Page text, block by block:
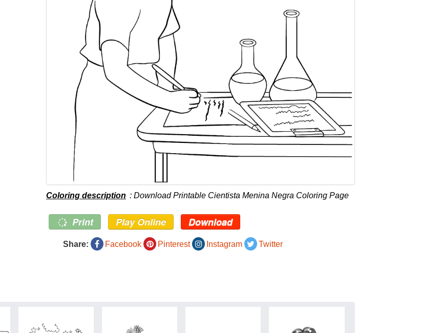
Coloring description : Download Printable Cientista Menina Negra Coloring Page
Print Play Online Download
Share: Facebook Pinterest Instagram Twitter